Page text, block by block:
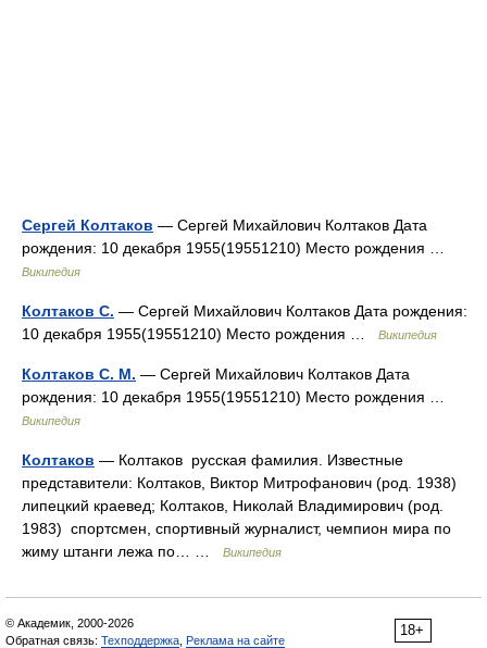
Сергей Колтаков — Сергей Михайлович Колтаков Дата
рождения: 10 декабря 1955(19551210) Место рождения …
Википедия
Колтаков С. — Сергей Михайлович Колтаков Дата рождения:
10 декабря 1955(19551210) Место рождения …
Википедия
Колтаков С. М. — Сергей Михайлович Колтаков Дата
рождения: 10 декабря 1955(19551210) Место рождения …
Википедия
Колтаков — Колтаков русская фамилия. Известные
представители: Колтаков, Виктор Митрофанович (род. 1938)
липецкий краевед; Колтаков, Николай Владимирович (род.
1983) спортсмен, спортивный журналист, чемпион мира по
жиму штанги лежа по… …
Википедия
18+
© Академик, 2000-2026
Обратная связь: Техподдержка Реклама на сайте